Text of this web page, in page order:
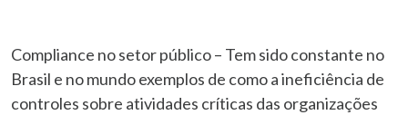
Compliance no setor público – Tem sido constante no
Brasil e no mundo exemplos de como a ineficiência de
controles sobre atividades críticas das organizações